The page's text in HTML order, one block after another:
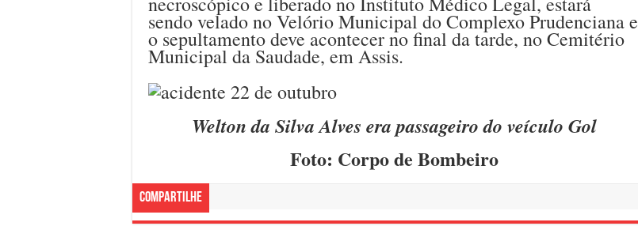
sendo velado no Velório Municipal do Complexo Prudenciana e
o sepultamento deve acontecer no final da tarde, no Cemitério
Municipal da Saudade, em Assis.
Welton da Silva Alves era passageiro do veículo Gol
Foto: Corpo de Bombeiro
Compartilhe